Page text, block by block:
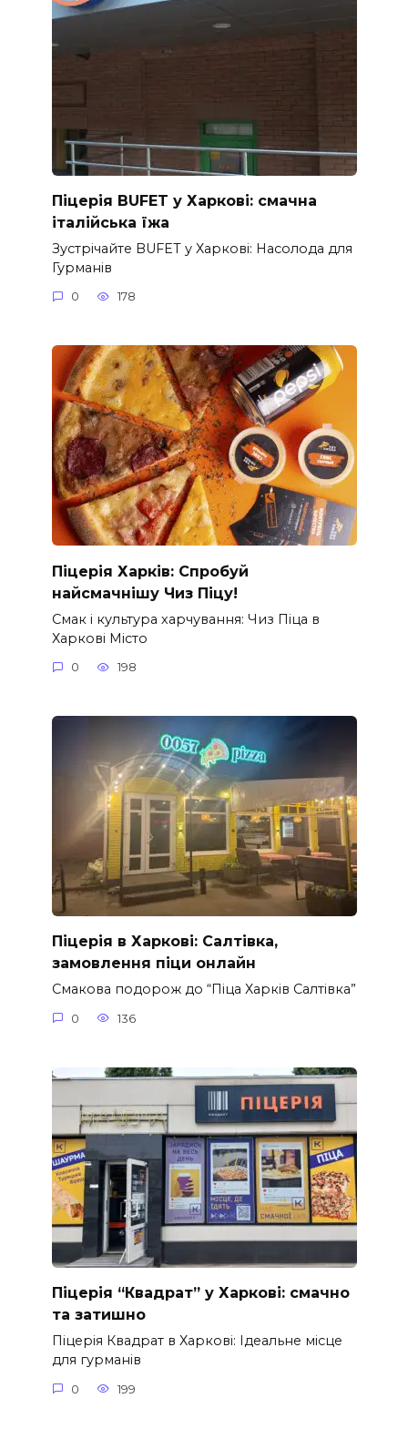
Піцерія BUFET у Харкові: смачна
італійська їжа
Зустрічайте BUFET у Харкові: Насолода для
Гурманів
0 178
Піцерія Харків: Спробуй
найсмачнішу Чиз Піцу!
Смак і культура харчування: Чиз Піца в
Харкові Місто
0 198
Піцерія в Харкові: Салтівка,
замовлення піци онлайн
Смакова подорож до “Піца Харків Салтівка”
0 136
Піцерія “Квадрат” у Харкові: смачно
та затишно
Піцерія Квадрат в Харкові: Ідеальне місце
для гурманів
0 199